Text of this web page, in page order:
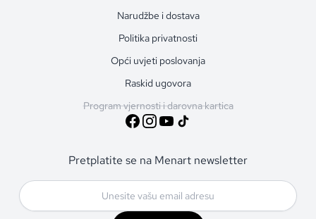
Narudžbe i dostava
Politika privatnosti
Opći uvjeti poslovanja
Raskid ugovora
Program vjernosti i darovna kartica
Pretplatite se na Menart newsletter